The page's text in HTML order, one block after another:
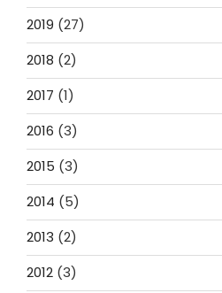
2019 (27)
2018 (2)
2017 (1)
2016 (3)
2015 (3)
2014 (5)
2013 (2)
2012 (3)